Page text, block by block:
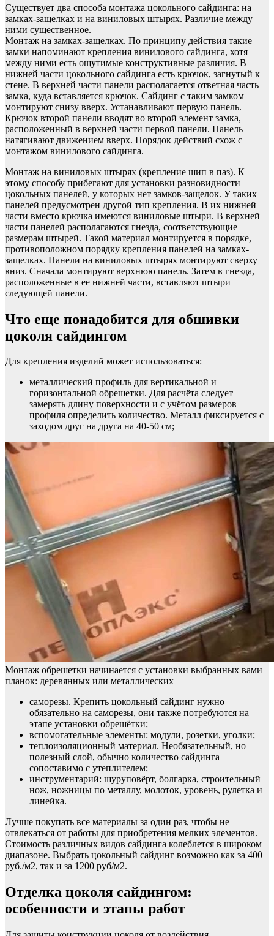
Существует два способа монтажа цокольного сайдинга: на
замках-защелках и на виниловых штырях. Различие между
ними существенное.
Монтаж на замках-защелках. По принципу действия такие
замки напоминают крепления винилового сайдинга, хотя
между ними есть ощутимые конструктивные различия. В
нижней части цокольного сайдинга есть крючок, загнутый к
стене. В верхней части панели располагается ответная часть
замка, куда вставляется крючок. Сайдинг с таким замком
монтируют снизу вверх. Устанавливают первую панель.
Крючок второй панели вводят во второй элемент замка,
расположенный в верхней части первой панели. Панель
натягивают движением вверх. Порядок действий схож с
монтажом винилового сайдинга.
Монтаж на виниловых штырях (крепление шип в паз). К
этому способу прибегают для установки разновидности
цокольных панелей, у которых нет замков-защелок. У таких
панелей предусмотрен другой тип крепления. В их нижней
части вместо крючка имеются виниловые штыри. В верхней
части панелей располагаются гнезда, соответствующие
размерам штырей. Такой материал монтируется в порядке,
противоположном порядку крепления панелей на замках-
защелках. Панели на виниловых штырях монтируют сверху
вниз. Сначала монтируют верхнюю панель. Затем в гнезда,
расположенные в ее нижней части, вставляют штыри
следующей панели.
Что еще понадобится для обшивки
цоколя сайдингом
Для крепления изделий может использоваться:
металлический профиль для вертикальной и
горизонтальной обрешетки. Для расчёта следует
замерять длину поверхности и с учётом размеров
профиля определить количество. Металл фиксируется с
заходом друг на друга на 40-50 см;
Монтаж обрешетки начинается с установки выбранных вами
планок: деревянных или металлических
саморезы. Крепить цокольный сайдинг нужно
обязательно на саморезы, они также потребуются на
этапе установки обрешётки;
вспомогательные элементы: модули, розетки, уголки;
теплоизоляционный материал. Необязательный, но
полезный слой, обычно количество сайдинга
сопоставимо с утеплителем;
инструментарий: шуруповёрт, болгарка, строительный
нож, ножницы по металлу, молоток, уровень, рулетка и
линейка.
Лучше покупать все материалы за один раз, чтобы не
отвлекаться от работы для приобретения мелких элементов.
Стоимость различных видов сайдинга колеблется в широком
диапазоне. Выбрать цокольный сайдинг возможно как за 400
руб./м2, так и за 1200 руб/м2.
Отделка цоколя сайдингом:
особенности и этапы работ